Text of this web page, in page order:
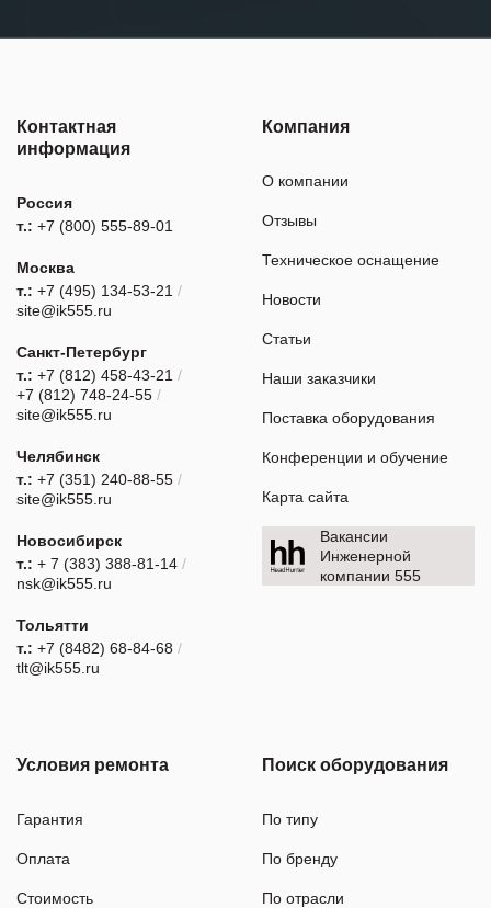
Контактная
информация
Россия
т.: +7 (800) 555-89-01
Москва
т.: +7 (495) 134-53-21 /
site@ik555.ru
Санкт-Петербург
т.: +7 (812) 458-43-21 /
+7 (812) 748-24-55 /
site@ik555.ru
Челябинск
т.: +7 (351) 240-88-55 /
site@ik555.ru
Новосибирск
т.: + 7 (383) 388-81-14 /
nsk@ik555.ru
Тольятти
т.: +7 (8482) 68-84-68 /
tlt@ik555.ru
Компания
О компании
Отзывы
Техническое оснащение
Новости
Статьи
Наши заказчики
Поставка оборудования
Конференции и обучение
Карта сайта
Вакансии
Инженерной
компании 555
Условия ремонта
Гарантия
Оплата
Стоимость
Поиск оборудования
По типу
По бренду
По отрасли